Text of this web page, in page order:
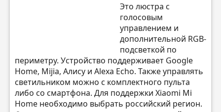
Это люстра с
голосовым
управлением и
дополнительной RGB-
подсветкой по
периметру. Устройство поддерживает Google
Home, Mijia, Алису и Alexa Echo. Также управлять
светильником можно с комплектного пульта
либо со смартфона. Для поддержки Xiaomi Mi
Home необходимо выбрать российский регион.